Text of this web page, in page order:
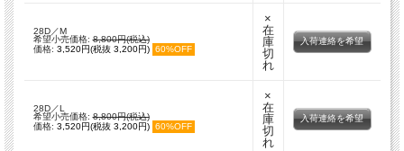
28D／M
希望小売価格:8,800円(税込)
価格: 3,520円(税抜 3,200円) 60%OFF
×
在
庫
切
れ
入荷連絡を希望
28D／L
希望小売価格:8,800円(税込)
価格: 3,520円(税抜 3,200円) 60%OFF
×
在
庫
切
れ
入荷連絡を希望